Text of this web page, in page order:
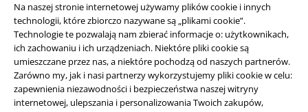
Na naszej stronie internetowej używamy plików cookie i innych
technologii, które zbiorczo nazywane są „plikami cookie”.
Technologie te pozwalają nam zbierać informacje o: użytkownikach,
ich zachowaniu i ich urządzeniach. Niektóre pliki cookie są
umieszczane przez nas, a niektóre pochodzą od naszych partnerów.
Zarówno my, jak i nasi partnerzy wykorzystujemy pliki cookie w celu:
zapewnienia niezawodności i bezpieczeństwa naszej witryny
internetowej, ulepszania i personalizowania Twoich zakupów,